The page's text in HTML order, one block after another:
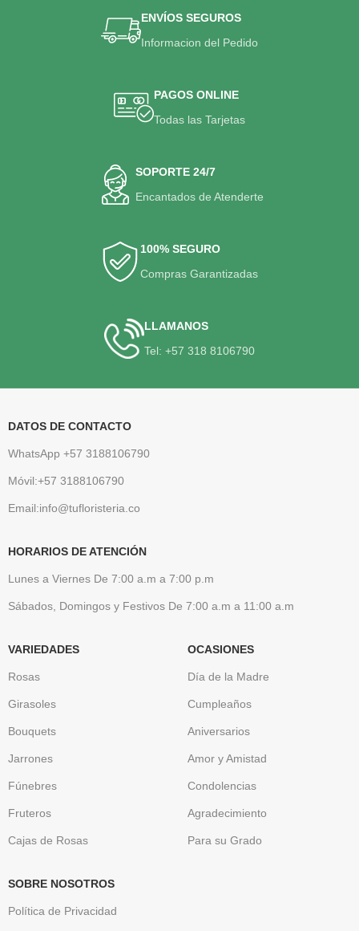
ENVÍOS SEGUROS
Informacion del Pedido
PAGOS ONLINE
Todas las Tarjetas
SOPORTE 24/7
Encantados de Atenderte
100% SEGURO
Compras Garantizadas
LLAMANOS
Tel: +57 318 8106790
DATOS DE CONTACTO
WhatsApp +57 3188106790
Móvil:+57 3188106790
Email:info@tufloristeria.co
HORARIOS DE ATENCIÓN
Lunes a Viernes De 7:00 a.m a 7:00 p.m
Sábados, Domingos y Festivos De 7:00 a.m a 11:00 a.m
VARIEDADES
Rosas
Girasoles
Bouquets
Jarrones
Fúnebres
Fruteros
Cajas de Rosas
OCASIONES
Día de la Madre
Cumpleaños
Aniversarios
Amor y Amistad
Condolencias
Agradecimiento
Para su Grado
SOBRE NOSOTROS
Política de Privacidad